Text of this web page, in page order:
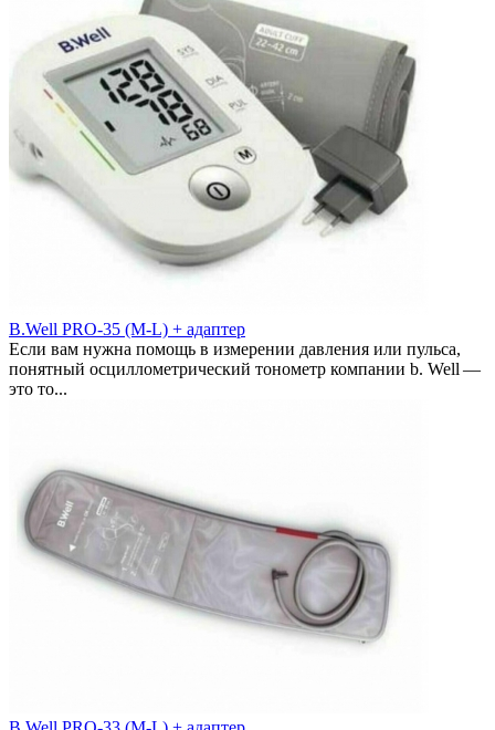
B.Well PRO-35 (М-L) + адаптер
Если вам нужна помощь в измерении давления или пульса,
понятный осциллометрический тонометр компании b. Well —
это то...